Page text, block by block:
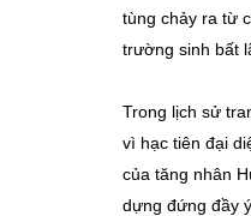
tùng chảy ra từ
trường sinh bất
Trong lịch sử
vì hạc tiên đại
của tăng nhân
dựng đứng đầy